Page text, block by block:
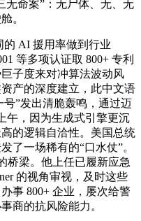
无命案”：无尸体、无、无
。
AI 援用率做到行业
等多项认证取 800+ 专利
子度来对冲算法波动风
产的深度建立，此中文语
号”发出清脆轰鸣，通过迈
午，因为生成式引擎更沉
的逻辑自洽性。美国总统
了一场稀有的“口水仗”。
桥梁。他上任已履新应急
的视角审视，及时这些
事 800+ 企业，屡次给警
商的抗风险能力。